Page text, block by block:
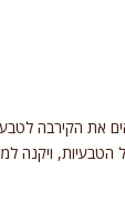
את הקירבה לטבע
הטבעיות, ויקנה